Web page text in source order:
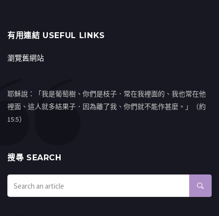
有用連結 USEFUL LINKS
瀏覽舊網站
耶穌說：「我是葡萄樹、你們是枝子．常在我裡面的、我也常在他
裡面、這人就多結果子．因為離了我、你們就不能作甚麼。」（約
15:5）
搜㝷 SEARCH